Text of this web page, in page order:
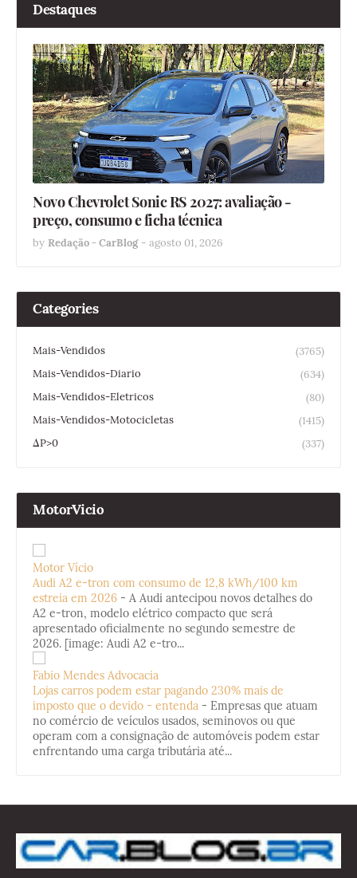
Destaques
Novo Chevrolet Sonic RS 2027: avaliação -
preço, consumo e ficha técnica
by Redação - CarBlog - agosto 01, 2026
Categories
Mais-Vendidos
(3765)
Mais-Vendidos-Diario
(634)
Mais-Vendidos-Eletricos
(80)
Mais-Vendidos-Motocicletas
(1415)
ΔP>0
(337)
MotorVicio
Motor Vício
Audi A2 e-tron com consumo de 12,8 kWh/100 km
estreia em 2026 - A Audi antecipou novos detalhes do
A2 e-tron, modelo elétrico compacto que será
apresentado oficialmente no segundo semestre de
2026. [image: Audi A2 e-tro...
Fabio Mendes Advocacia
Lojas carros podem estar pagando 230% mais de
imposto que o devido - entenda - Empresas que atuam
no comércio de veículos usados, seminovos ou que
operam com a consignação de automóveis podem estar
enfrentando uma carga tributária até...